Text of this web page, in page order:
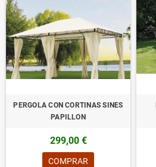
PERGOLA CON CORTINAS SINES
PAPILLON
299,00 €
COMPRAR